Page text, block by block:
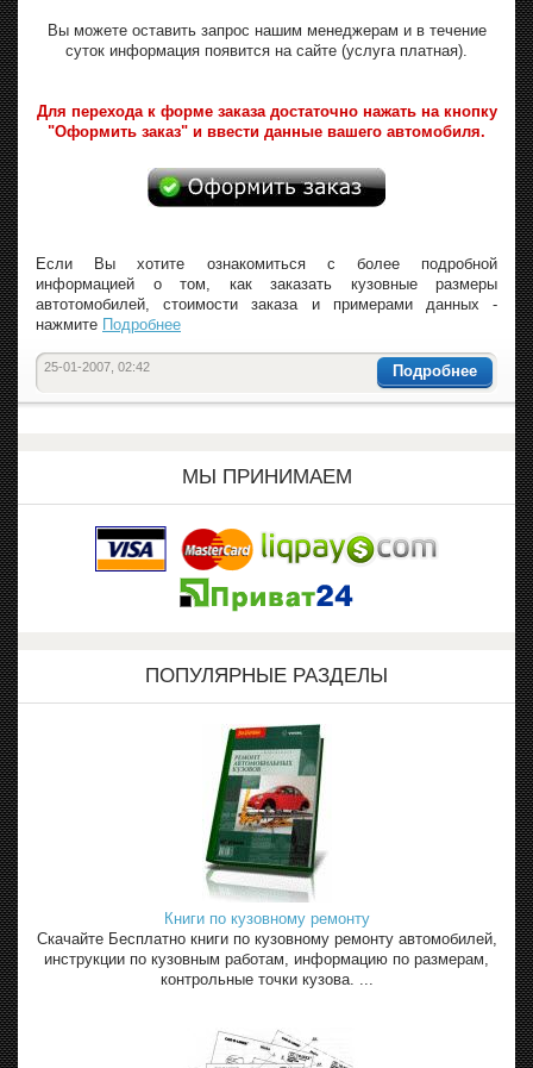
Вы можете оставить запрос нашим менеджерам и в течение
суток информация появится на сайте (услуга платная).
Для перехода к форме заказа достаточно нажать на кнопку
"Оформить заказ" и ввести данные вашего автомобиля.
Если Вы хотите ознакомиться с более подробной
информацией о том, как заказать кузовные размеры
автотомобилей, стоимости заказа и примерами данных -
нажмите Подробнее
Подробнее
25-01-2007, 02:42
МЫ ПРИНИМАЕМ
ПОПУЛЯРНЫЕ РАЗДЕЛЫ
Книги по кузовному ремонту
Скачайте Бесплатно книги по кузовному ремонту автомобилей,
инструкции по кузовным работам, информацию по размерам,
контрольные точки кузова. ...